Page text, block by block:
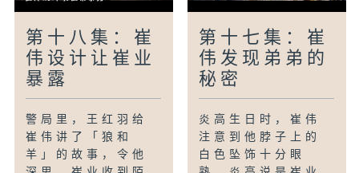
第十八集：崔
伟设计让崔业
暴露
警局里，王红羽给
崔伟讲了「狼和
羊」的故事，令他
第十七集：崔
伟发现弟弟的
秘密
炎高生日时，崔伟
注意到他脖子上的
白色坠饰十分眼